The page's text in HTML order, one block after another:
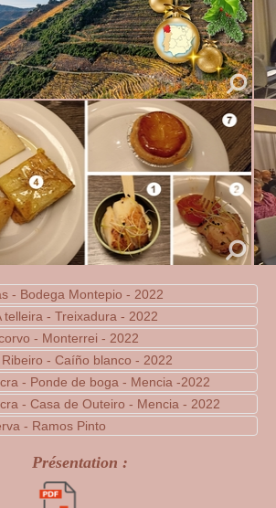
- Bodega Montepio - 2022
telleira - Treixadura - 2022
- Monterrei - 2022
- Caíño blanco - 2022
- Ponde de boga - Mencia -2022
- Casa de Outeiro - Mencia - 2022
- Ramos Pinto
: Présentation :